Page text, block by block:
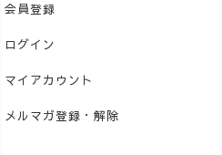
会員登録
ログイン
マイアカウント
メルマガ登録・解除